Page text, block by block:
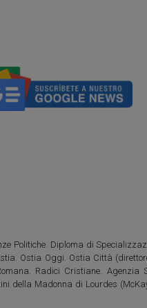
Politiche. Diploma di
Ostia Oggi. Ostia Città
Radici Cristiane.
della Madonna di Lourdes